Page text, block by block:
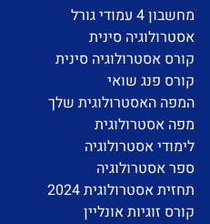
מחשבון 4 עמודי גורל
אסטרולוגיה סינית
קורס אסטרולוגיה סינית
קורס פנג שואי
המפה האסטרולוגית שלך
מפה אסטרולוגית
לימודי אסטרולוגיה
ספר אסטרולוגיה
תחזית אסטרולוגית 2024
קורס זוגיות אונליין